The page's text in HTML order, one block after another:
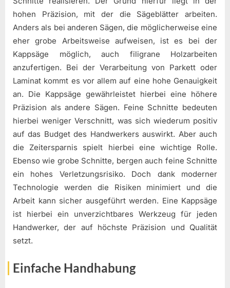
hohen Präzision, mit der die Sägeblätter arbeiten.
Anders als bei anderen Sägen, die möglicherweise eine
eher grobe Arbeitsweise aufweisen, ist es bei der
Kappsäge möglich, auch filigrane Holzarbeiten
anzufertigen. Bei der Verarbeitung von Parkett oder
Laminat kommt es vor allem auf eine hohe Genauigkeit
an. Die Kappsäge gewährleistet hierbei eine höhere
Präzision als andere Sägen. Feine Schnitte bedeuten
hierbei weniger Verschnitt, was sich wiederum positiv
auf das Budget des Handwerkers auswirkt. Aber auch
die Zeitersparnis spielt hierbei eine wichtige Rolle.
Ebenso wie grobe Schnitte, bergen auch feine Schnitte
ein hohes Verletzungsrisiko. Doch dank moderner
Technologie werden die Risiken minimiert und die
Arbeit kann sicher ausgeführt werden. Eine Kappsäge
ist hierbei ein unverzichtbares Werkzeug für jeden
Handwerker, der auf höchste Präzision und Qualität
setzt.
Einfache Handhabung